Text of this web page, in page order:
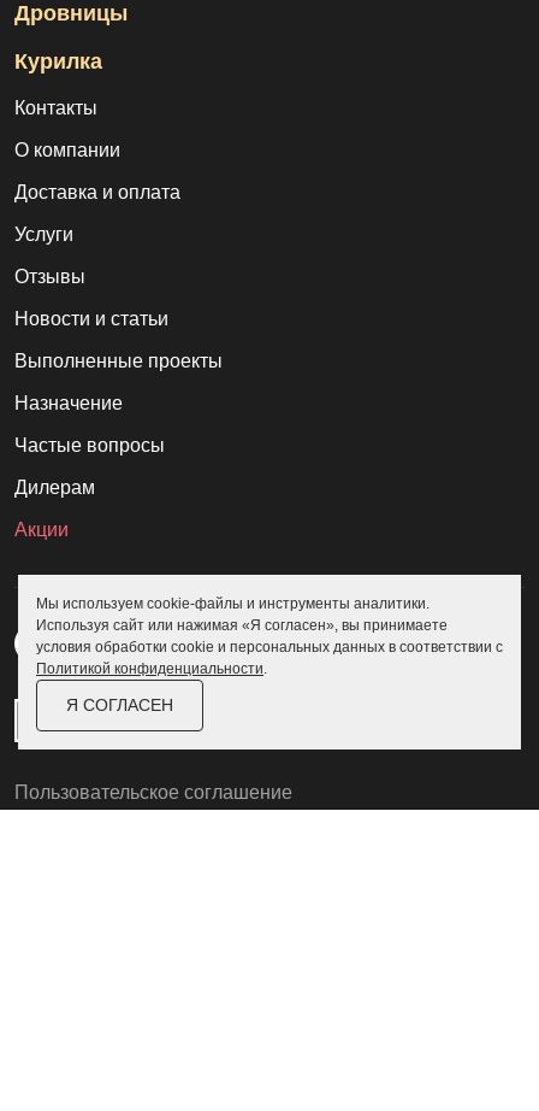
Дровницы
Курилка
Контакты
О компании
Доставка и оплата
Услуги
Отзывы
Новости и статьи
Выполненные проекты
Назначение
Частые вопросы
Дилерам
Акции
Пользовательское соглашение
Мы используем cookie-файлы и инструменты аналитики.
Используя сайт или нажимая «Я согласен», вы принимаете
условия обработки cookie и персональных данных в соответствии с
Политикой конфиденциальности.
Я СОГЛАСЕН